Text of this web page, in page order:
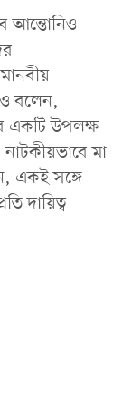
আন্তোনিও
বলেন,
একটি উপলক্ষ
মা
একই সঙ্গে
দায়িত্ব